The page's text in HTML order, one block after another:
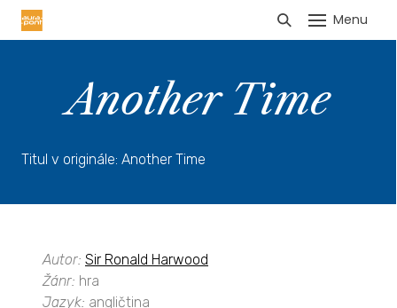
Menu
Another Time
Titul v originále: Another Time
Autor: Sir Ronald Harwood
Žánr: hra
Jazyk: angličtina